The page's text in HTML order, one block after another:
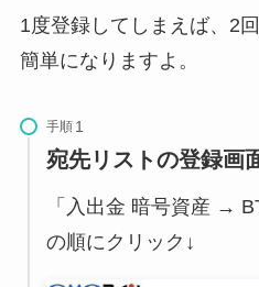
1度登録してしまえば、2
簡単になりますよ。
手順
宛先リストの登録画
「入出金 暗号資産 →
の順にクリック↓